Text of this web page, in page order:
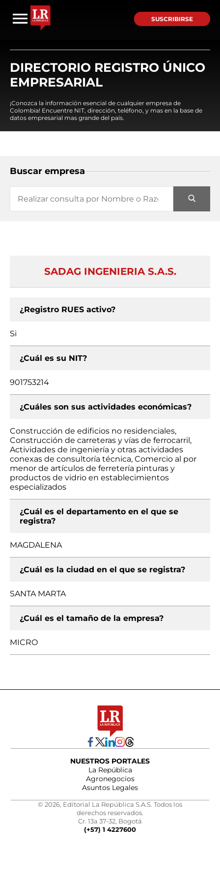
SUSCRIBIRSE
DIRECTORIO REGISTRO ÚNICO
EMPRESARIAL
¡Conozca la información esencial de cualquier empresa de
Colombia! Encuentre NIT, dirección, teléfono, y mas en la base de
datos empresarial mas grande del país.
Buscar empresa
SADAG INGENIERIA S.A.S.
¿Registro RUES activo?
Si
¿Cuál es su NIT?
901753214
¿Cuáles son sus actividades económicas?
Construcción de edificios no residenciales,
Construcción de carreteras y vías de ferrocarril,
Actividades de ingeniería y otras actividades
conexas de consultoría técnica, Comercio al por
menor de artículos de ferretería pinturas y
productos de vidrio en establecimientos
especializados
¿Cuál es el departamento en el que se
registra?
MAGDALENA
¿Cuál es la ciudad en el que se registra?
SANTA MARTA
¿Cuál es el tamaño de la empresa?
MICRO
NUESTROS PORTALES
La República
Agronegocios
Asuntos Legales
© 2026, Editorial La República S.A.S. Todos los
derechos reservados.
Cr. 13a 37-32, Bogotá
(+57) 1 4227600